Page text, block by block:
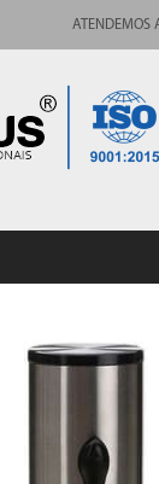
ATENDEMOS